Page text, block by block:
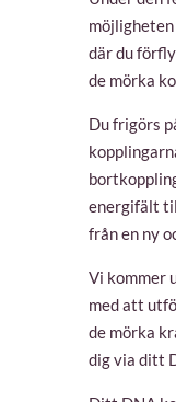
där du
de mörka
Du frigörs
energifält
från en ny
Vi kommer
med att
de mörka
dig via ditt